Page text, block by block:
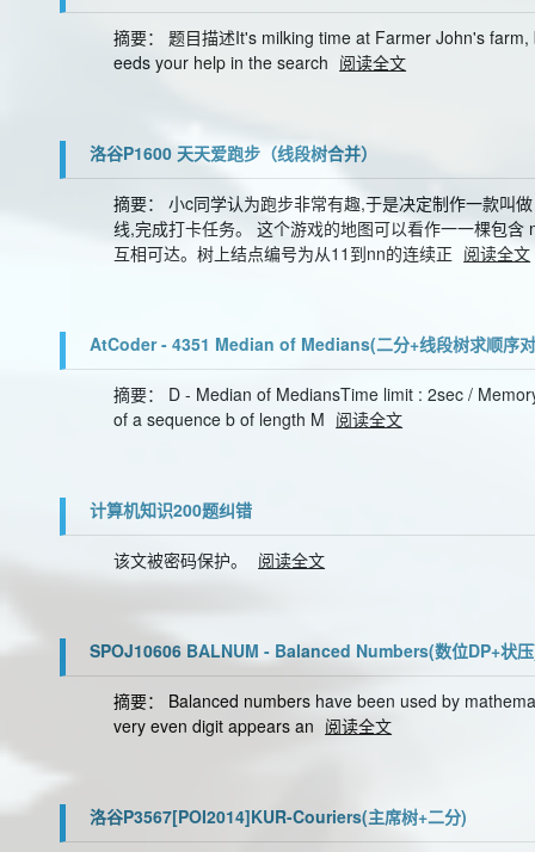
摘要： 题目描述It's milking time at Farmer John's
eeds your help in the search 阅读全文
洛谷P1600 天天爱跑步（线段树合并）
摘要： 小c同学认为跑步非常有趣,于是决定制作一款叫
线,完成打卡任务。 这个游戏的地图可以看作一一棵包
互相可达。树上结点编号为从11到nn的连续正 阅读全文
AtCoder - 4351 Median of Medians(二分+线段树求顺序
摘要： D - Median of MediansTime limit : 2sec /
of a sequence b of length M 阅读全文
计算机知识200题纠错
该文被密码保护。 阅读全文
SPOJ10606 BALNUM - Balanced Numbers(数位DP+状
摘要： Balanced numbers have been used by
very even digit appears an 阅读全文
洛谷P3567[POI2014]KUR-Couriers(主席树+二分)